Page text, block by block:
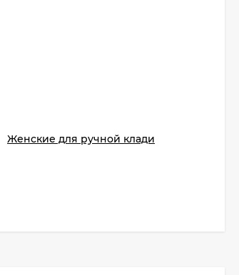
Женские для ручной клади